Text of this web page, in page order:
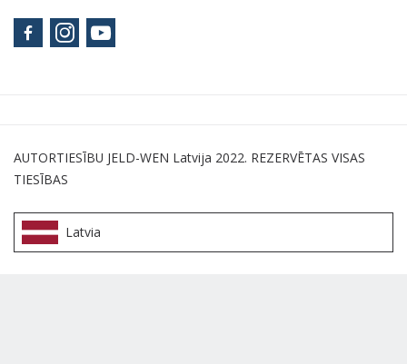
AUTORTIESĪBU JELD-WEN Latvija 2022. REZERVĒTAS VISAS
TIESĪBAS
Latvia